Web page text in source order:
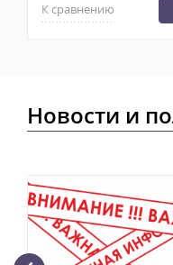
К сравнению
Новости и